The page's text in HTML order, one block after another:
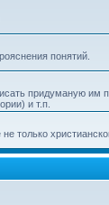
понятий.
придуманую им
и т.п.
только